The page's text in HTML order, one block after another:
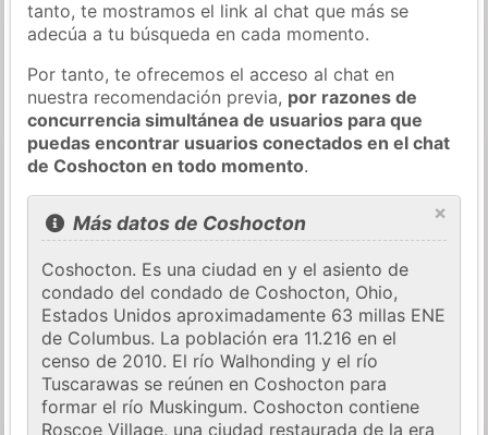
tanto, te mostramos el link al chat que más se
adecúa a tu búsqueda en cada momento.
Por tanto, te ofrecemos el acceso al chat en
nuestra recomendación previa, por razones de
concurrencia simultánea de usuarios para que
puedas encontrar usuarios conectados en el chat
de Coshocton en todo momento.
×
Más datos de Coshocton
Coshocton. Es una ciudad en y el asiento de
condado del condado de Coshocton, Ohio,
Estados Unidos aproximadamente 63 millas ENE
de Columbus. La población era 11.216 en el
censo de 2010. El río Walhonding y el río
Tuscarawas se reúnen en Coshocton para
formar el río Muskingum. Coshocton contiene
Roscoe Village, una ciudad restaurada de la era